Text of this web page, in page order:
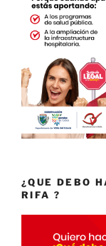
¿QUE DEBO
RIFA ?